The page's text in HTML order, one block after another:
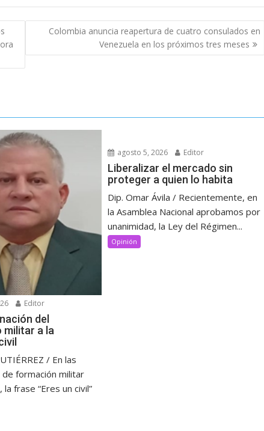
Colombia anuncia reapertura de cuatro consulados en
Venezuela en los próximos tres meses
Editor
del
militar a la
/ En las
formación militar
frase “Eres un civil”
agosto 5, 2026 Editor
Liberalizar el mercado sin
proteger a quien lo habita
Dip. Omar Ávila / Recientemente, en
la Asamblea Nacional aprobamos por
unanimidad, la Ley del Régimen...
Opinión